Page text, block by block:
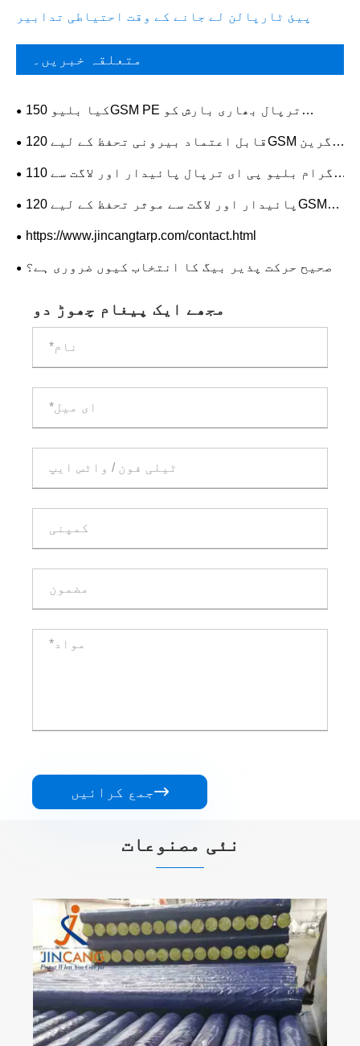
پیئ ٹارپالن لے جانے کے وقت احتیاطی تدابیر
متعلقہ خبریں۔
کیا بلیو 150GSM PE ترپال بھاری بارش کو
برداشت کر سکتا ہے؟
قابل اعتماد بیرونی تحفظ کے لیے 120GSM گرین
سلور پیئ ترپال کیوں منتخب کریں؟
110 گرام بلیو پی ای ترپال پائیدار اور لاگت سے
موثر تحفظ کے لیے اسمارٹ انتخاب کیوں ہے؟
پائیدار اور لاگت سے موثر تحفظ کے لیے 120GSM
گرین پیئ ترپال کیوں منتخب کریں؟
https://www.jincangtarp.com/contact.html
صحیح حرکت پذیر بیگ کا انتخاب کیوں ضروری ہے؟
مجھے ایک پیغام چھوڑ دو
جمع کرائیں
نئی مصنوعات